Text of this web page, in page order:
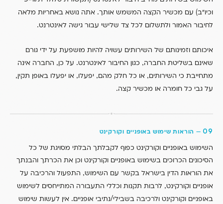
וכיו”ב) עם מכשיר הקצה המשמש אותך. אתה נושא באחריות מלאה
לחיבור האמור ולתשלום לכל צד שלישי עבור גישה לאינטרנט.
איכותם וזמינותם של השירותים עשויה להיות מושפעת על ידי גורם
שאינם בשליטת החברה, כגון החיבור לאינטרנט. על כן, החברה אינה
מתחייבת כי השירותים, או כל חלק מהם, יפעלו, או יפעלו באופן תקין,
על גבי כל חומרה או מכשיר קצה.
09
— הוראות שימוש באופניים וקורקינט
השימוש באופניים וקורקינט כפוף לקבלתך הבלתי מסויגת של כל
הסיכונים הכרוכים בשימוש באופניים וקורקינט וכן את הכרתך והבנתך
את הוראות הדין בישראל בקשר עם השימוש, התפעול והרכיבה על
אופניים וקורקינט, לרבות תקנות וכללי התעבורה המתייחסים לשימוש
באופניים וקורקינט ולרכיבה בשבילי/נתיבי אופניים. אין לעשות שימוש